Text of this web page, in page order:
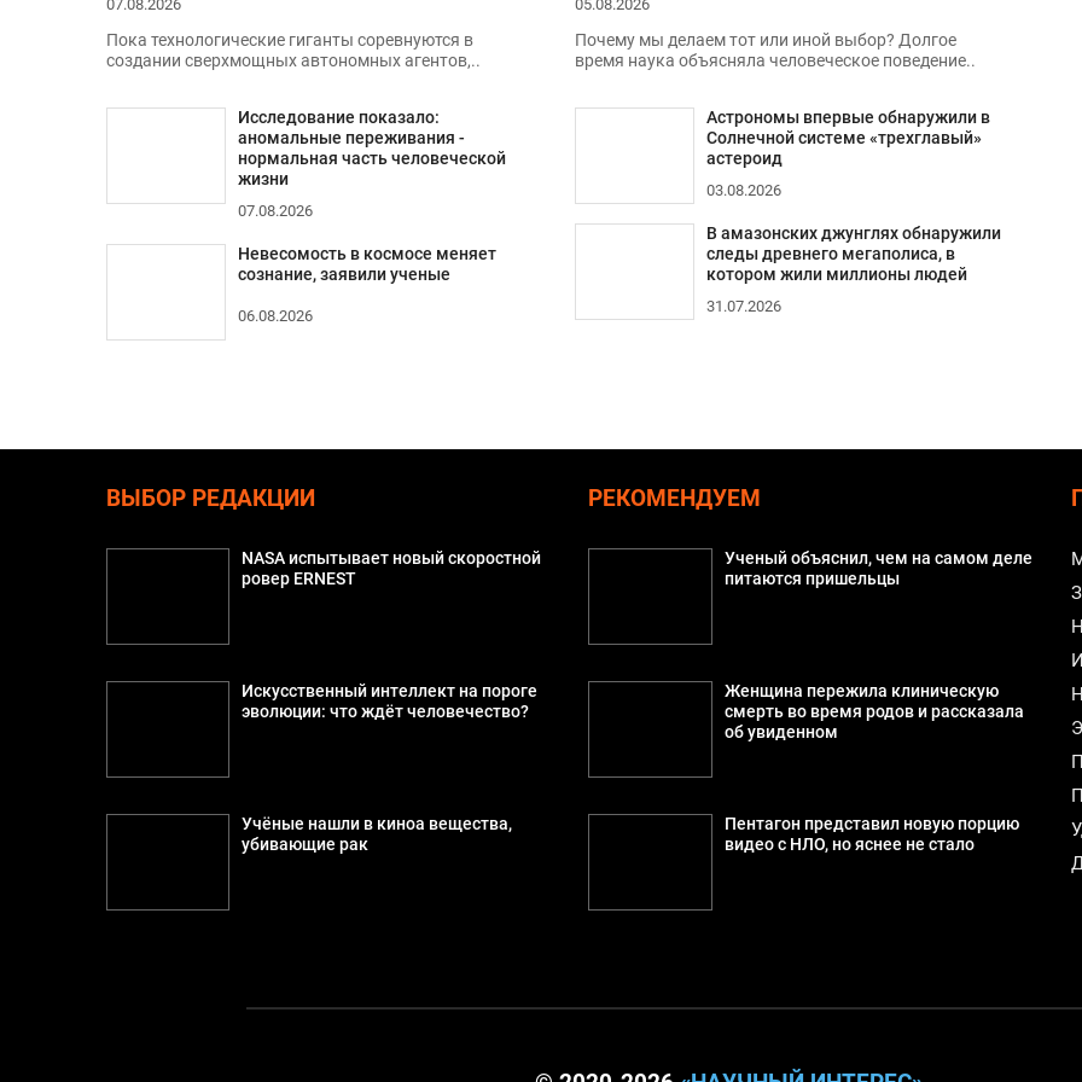
07.08.2026
Пока технологические гиганты соревнуются в
создании сверхмощных автономных агентов,..
Исследование показало:
аномальные переживания -
нормальная часть человеческой
жизни
07.08.2026
Невесомость в космосе меняет
сознание, заявили ученые
06.08.2026
05.08.2026
Почему мы делаем тот или иной выбор? Долгое
время наука объясняла человеческое поведение..
Астрономы впервые обнаружили в
Солнечной системе «трехглавый»
астероид
03.08.2026
В амазонских джунглях обнаружили
следы древнего мегаполиса, в
котором жили миллионы людей
31.07.2026
ВЫБОР РЕДАКЦИИ
NASA испытывает новый скоростной
ровер ERNEST
Искусственный интеллект на пороге
эволюции: что ждёт человечество?
Учёные нашли в киноа вещества,
убивающие рак
РЕКОМЕНДУЕМ
Ученый объяснил, чем на самом деле
питаются пришельцы
Женщина пережила клиническую
смерть во время родов и рассказала
об увиденном
Пентагон представил новую порцию
видео с НЛО, но яснее не стало